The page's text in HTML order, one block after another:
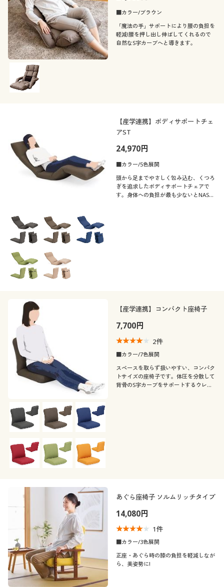
■カラー/ブラウン
「魔法の手」サポートにより腰の負担を
軽減!腰を押し出し伸ばしてくれるので
自然なS字カーブへと導きます。
【産学連携】ボディサポートチェ
アST
24,970円
■カラー/5色展開
頭から足までやさしく包み込む、くつろ
ぎを追求したボディサポートチェアで
す。身体への負担が最も少ないとNASA
【産学連携】コンパクト座椅子
7,700円
2件
■カラー/7色展開
スペースを取らず扱いやすい、コンパク
トサイズの座椅子です。体圧を分散して
背骨のS字カーブをサポートするウレタ
あぐら座椅子 ソルムリッチタイプ
14,080円
1件
■カラー/3色展開
正座・あぐら時の膝の負担を軽減しなが
ら、美姿勢に!